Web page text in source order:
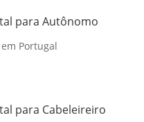
para Autônomo
Portugal
para Cabeleireiro